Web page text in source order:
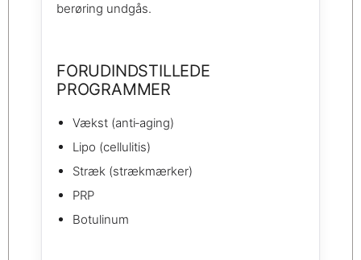
berøring undgås.
FORUDINDSTILLEDE
PROGRAMMER
Vækst (anti‑aging)
Lipo (cellulitis)
Stræk (strækmærker)
PRP
Botulinum